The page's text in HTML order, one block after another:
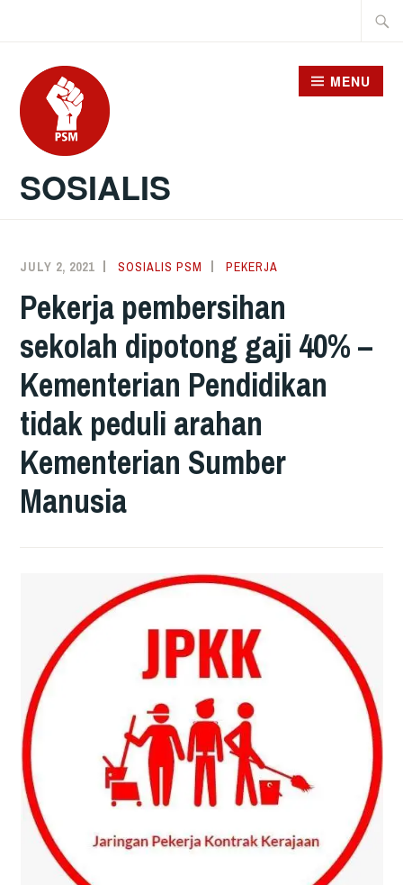
content
SOSIALIS
MENU
JULY 2, 2021 SOSIALIS PSM PEKERJA
Pekerja pembersihan
sekolah dipotong gaji 40% –
Kementerian Pendidikan
tidak peduli arahan
Kementerian Sumber
Manusia